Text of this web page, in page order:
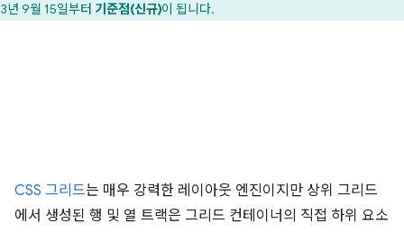
년 9월 15일부터 기준점(신규)이 됩니다.
CSS 그리드는 매우 강력한 레이아웃 엔진이지만 상위 그리드
에서 생성된 행 및 열 트랙은 그리드 컨테이너의 직접 하위 요소